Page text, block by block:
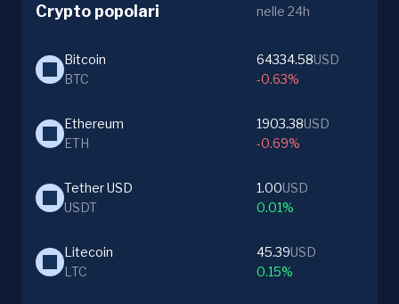
Crypto popolari nelle 24h
Bitcoin
BTC
64334.58USD
-0.63%
Ethereum
ETH
1903.38USD
-0.69%
Tether USD
USDT
1.00USD
0.01%
Litecoin
LTC
45.39USD
0.15%